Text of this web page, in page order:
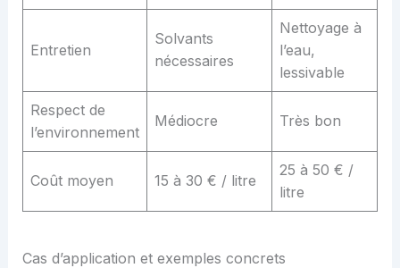
Entretien
Solvants
nécessaires
Nettoyage à
l’eau,
lessivable
Respect de
l’environnement
Médiocre Très bon
Coût moyen 15 à 30 € / litre
25 à 50 € /
litre
Cas d’application et exemples concrets